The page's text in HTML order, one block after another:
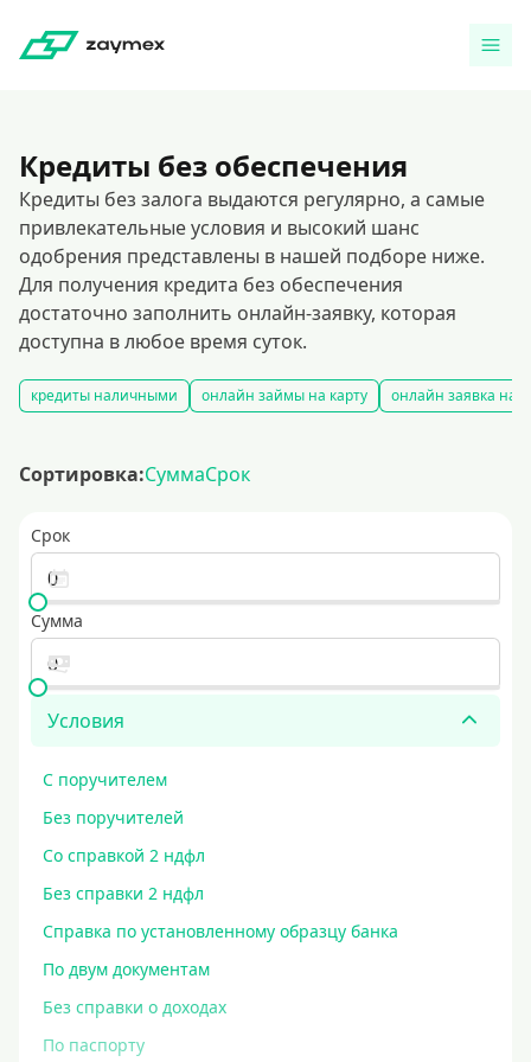
Кредиты без обеспечения
Кредиты без залога выдаются регулярно, а самые
привлекательные условия и высокий шанс
одобрения представлены в нашей подборе ниже.
Для получения кредита без обеспечения
достаточно заполнить онлайн-заявку, которая
доступна в любое время суток.
кредиты наличными онлайн займы на карту онлайн заявка на
Сортировка:СуммаСрок
Срок
Сумма
Условия
С поручителем
Без поручителей
Со справкой 2 ндфл
Без справки 2 ндфл
Справка по установленному образцу банка
По двум документам
Без справки о доходах
По паспорту